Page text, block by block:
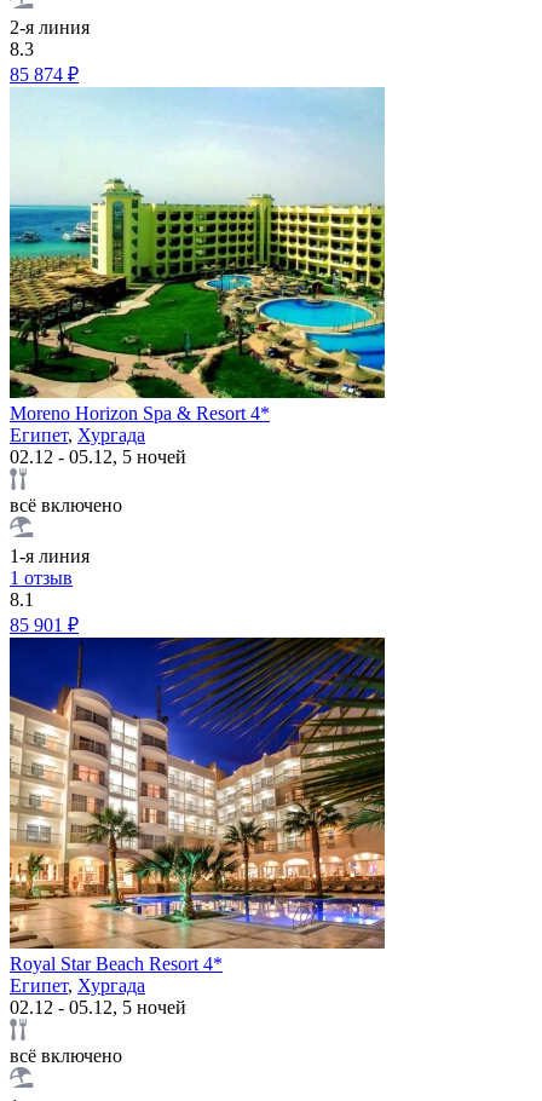
2-я линия
8.3
85 874 ₽
Moreno Horizon Spa & Resort 4*
Египет, Хургада
02.12 - 05.12, 5 ночей
всё включено
1-я линия
1 отзыв
8.1
85 901 ₽
Royal Star Beach Resort 4*
Египет, Хургада
02.12 - 05.12, 5 ночей
всё включено